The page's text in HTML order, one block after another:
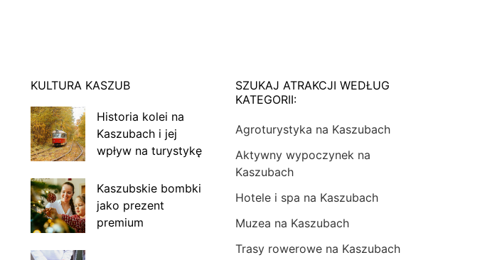
KULTURA KASZUB
Historia kolei na
Kaszubach i jej
wpływ na turystykę
Kaszubskie bombki
jako prezent
premium
SZUKAJ ATRAKCJI WEDŁUG
KATEGORII:
Agroturystyka na Kaszubach
Aktywny wypoczynek na
Kaszubach
Hotele i spa na Kaszubach
Muzea na Kaszubach
Trasy rowerowe na Kaszubach